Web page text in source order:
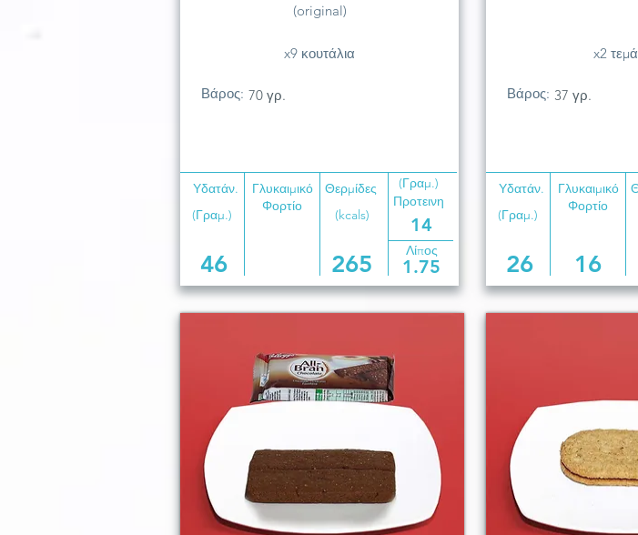
(original)
x9 κουτάλια
Βάρος: 70 γρ.
Υδατάν.
Γλυκαιμικό
Φορτίο
(Γραμ.)
Θερμίδες
(kcals)
Προτεινη
14
(Γραμ.)
46 265 Λίπος
1.75
x2
Βάρος: 37 γρ.
Υδατάν.
Γλυκαιμικό
Φορτίο
(Γραμ.)
26 16